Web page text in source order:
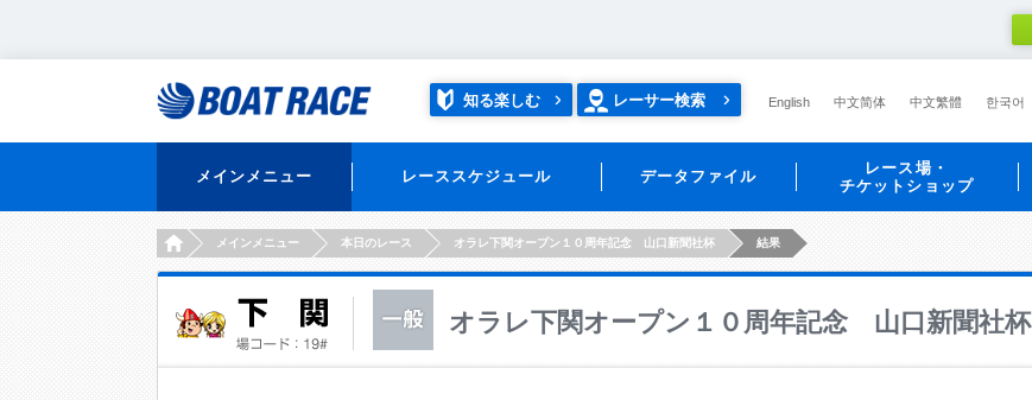
知る楽しむ レーサー検索 English 中文简体 中文繁體 한국어
メインメニュー レーススケジュール データファイル
レース場・
チケットショップ
HOMEメインメニュー 本日のレース オラレ下関オープン１０周年記念 山口新聞社杯 結果
オラレ下関オープン１０周年記念 山口新聞社杯